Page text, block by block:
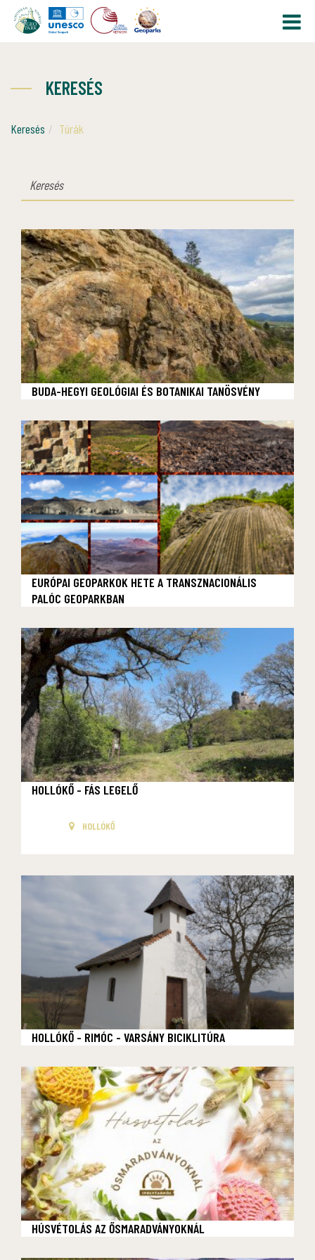
KERESÉS
Keresés Túrák
KERESÉS
BUDA-HEGYI GEOLÓGIAI ÉS BOTANIKAI TANÖSVÉNY
EURÓPAI GEOPARKOK HETE A TRANSZNACIONÁLIS
PALÓC GEOPARKBAN
HOLLÓKŐ - FÁS LEGELŐ
HOLLÓKŐ
HOLLÓKŐ - RIMÓC - VARSÁNY BICIKLITÚRA
HÚSVÉTOLÁS AZ ŐSMARADVÁNYOKNÁL